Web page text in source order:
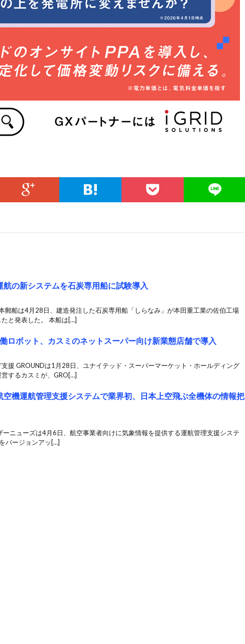
航の新システムを石炭専用船に試験導入
郵船は4月28日、建造発注した石炭専用船「しらなみ」が本田重工業の佐伯工場
たと発表した。 本船は[…]
ロボット、カスミのネットスーパー向け新業態店舗で導入
援 GROUNDは1月28日、ユナイテッド・スーパーマーケット・ホールディング
するカスミが、GRO[…]
空機運航管理支援システムで業界初、日本上空飛ぶ全機体の情報把
ーニューズは4月6日、航空事業者向けに気象情報を提供する運航管理支援システ
バージョンアッ[…]